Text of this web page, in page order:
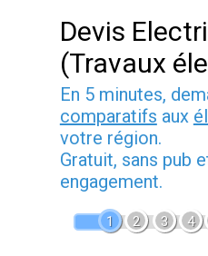
Devis
(Travaux
En 5 minutes,
comparatifs aux
votre région.
Gratuit, sans pub
engagement.
1 2 3 4